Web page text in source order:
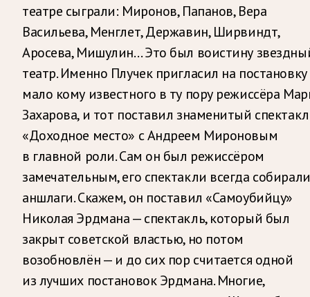
театре сыграли: Миронов, Папанов, Вера
Васильева, Менглет, Державин, Ширвиндт,
Аросева, Мишулин… Это был воистину
театр. Именно Плучек пригласил на постановку
мало кому известного в ту пору режиссёра
Захарова, и тот поставил знаменитый
«Доходное место» с Андреем Мироновым
в главной роли. Сам он был режиссёром
замечательным, его спектакли всегда собирали
аншлаги. Скажем, он поставил «Самоубийцу»
Николая Эрдмана — спектакль, который был
закрыт советской властью, но потом
возобновлён — и до сих пор считается одной
из лучших постановок Эрдмана. Многие,